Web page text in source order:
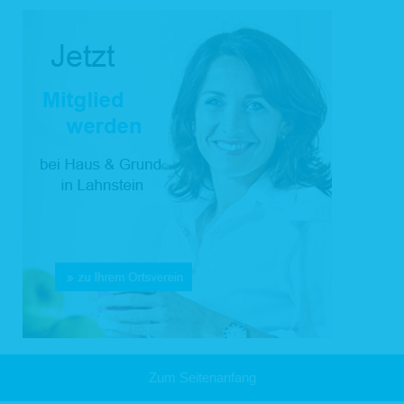
Zum Seitenanfang
Daten für Marketingzwecke) findet statt, wenn Sie uns eine Einwilligung erteilt
haben.
2.2 Vertragliche oder vorvertragliche Pflichten (Art. 6 Abs. 1b DS-GVO)
Wir verarbeiten personenbezogene Daten, deren Angabe erforderlich ist, für die
Erfüllung eines Vertrags, dessen Vertragspartei Sie sind, oder zur Durchführung
vorvertraglicher Maßnahmen wie zu Beispiel der Bearbeitung Ihrer Bewerbung,
die auf Ihre Anfrage, z.B. über unser Webseiten-Kontaktformular, erfolgen. Die
Zwecke der Datenverarbeitung richtet sich nach dem konkreten Vertrag (z. B.
Vereins-Mitgliedschaft, Kauf-, Liefer-, Arbeitsvertrag) und können unter anderem
Auswertungen, Beratung sowie die Durchführung von weiteren Aktionen
umfassen. Im Rahmen Ihrer Bewerbung werden die von Ihnen zur Verfügung
Beschäftigungsverhältnisses, wenn dies für die Entscheidung über die
Begründung eines Beschäftigungsverhältnisses oder nach Begründung des
Beschäftigungsverhältnisses für dessen Durchführung oder Beendigung oder
zur Ausübung oder Erfüllung der sich aus einem Gesetz ergebenden Rechte und
Pflichten erforderlich ist.
der Betrugs- und Geldwäscheprävention, Erfüllung steuerrechtlicher Kontroll-